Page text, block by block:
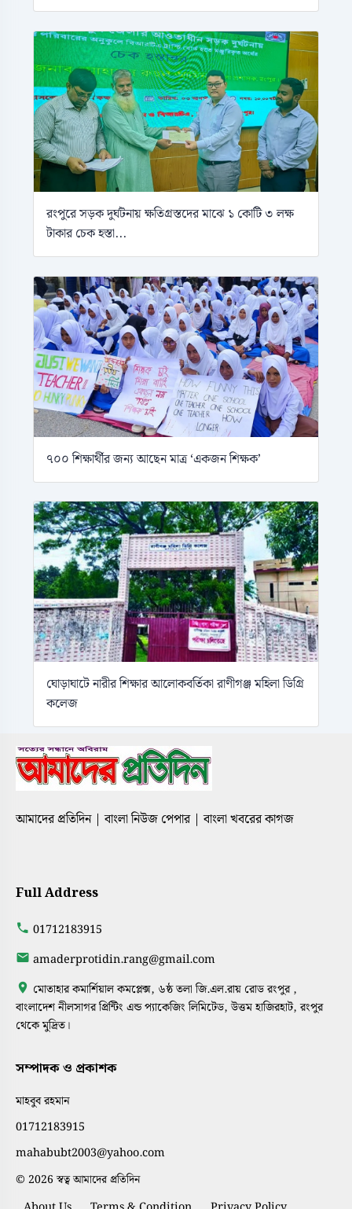
রংপুরে সড়ক দুর্ঘটনায় ক্ষতিগ্রস্তদের মাঝে ১ কোটি ৩ লক্ষ
টাকার চেক হস্তা...
৭০০ শিক্ষার্থীর জন্য আছেন মাত্র ‘একজন শিক্ষক’
ঘোড়াঘাটে নারীর শিক্ষার আলোকবর্তিকা রাণীগঞ্জ মহিলা ডিগ্রি
কলেজ
আমাদের প্রতিদিন | বাংলা নিউজ পেপার | বাংলা খবরের কাগজ
Full Address
01712183915
amaderprotidin.rang@gmail.com
মোতাহার কমার্শিয়াল কমপ্লেক্স, ৬ষ্ঠ তলা জি.এল.রায় রোড রংপুর ,
বাংলাদেশ নীলসাগর প্রিন্টিং এন্ড প্যাকেজিং লিমিটেড, উত্তম হাজিরহাট, রংপুর
থেকে মুদ্রিত।
সম্পাদক ও প্রকাশক
মাহবুব রহমান
01712183915
mahabubt2003@yahoo.com
© 2026 স্বত্ব আমাদের প্রতিদিন